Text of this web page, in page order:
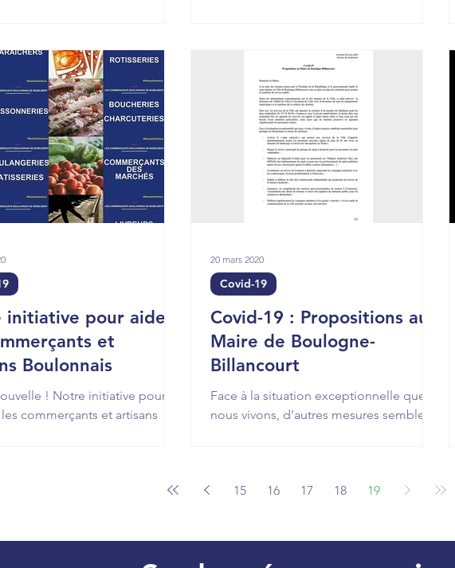
pour aider
et
Boulonnais
! Notre initiative pour
commerçants et artisans
Covid-19 : Propositions au
Maire de Boulogne-
Billancourt
Face à la situation exceptionnelle que
nous vivons, d’autres mesures semblent
Covid-19
20 mars 2020
15 16 17 18 19